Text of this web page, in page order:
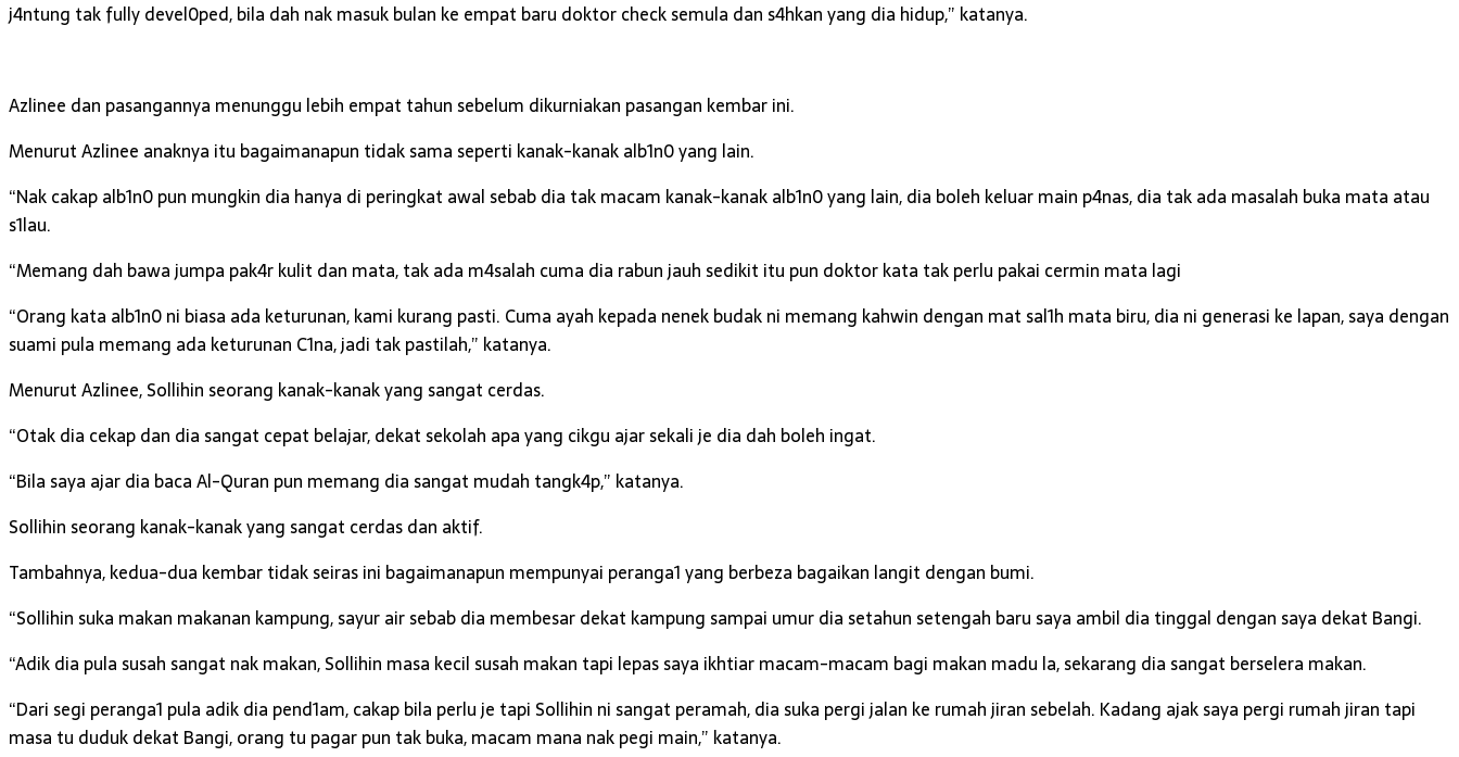
j4ntung tak fully devel0ped, bila dah nak masuk bulan ke empat baru doktor check semula dan s4hkan yang dia hidup,” katanya.
Azlinee dan pasangannya menunggu lebih empat tahun sebelum dikurniakan pasangan kembar ini.
Menurut Azlinee anaknya itu bagaimanapun tidak sama seperti kanak-kanak alb1n0 yang lain.
“Nak cakap alb1n0 pun mungkin dia hanya di peringkat awal sebab dia tak macam kanak-kanak alb1n0 yang lain, dia boleh keluar main p4nas, dia tak ada masalah buka mata atau
s1lau.
“Memang dah bawa jumpa pak4r kulit dan mata, tak ada m4salah cuma dia rabun jauh sedikit itu pun doktor kata tak perlu pakai cermin mata lagi
“Orang kata alb1n0 ni biasa ada keturunan, kami kurang pasti. Cuma ayah kepada nenek budak ni memang kahwin dengan mat sal1h mata biru, dia ni generasi ke lapan, saya dengan
suami pula memang ada keturunan C1na, jadi tak pastilah,” katanya.
Menurut Azlinee, Sollihin seorang kanak-kanak yang sangat cerdas.
“Otak dia cekap dan dia sangat cepat belajar, dekat sekolah apa yang cikgu ajar sekali je dia dah boleh ingat.
“Bila saya ajar dia baca Al-Quran pun memang dia sangat mudah tangk4p,” katanya.
Sollihin seorang kanak-kanak yang sangat cerdas dan aktif.
Tambahnya, kedua-dua kembar tidak seiras ini bagaimanapun mempunyai peranga1 yang berbeza bagaikan langit dengan bumi.
“Sollihin suka makan makanan kampung, sayur air sebab dia membesar dekat kampung sampai umur dia setahun setengah baru saya ambil dia tinggal dengan saya dekat Bangi.
“Adik dia pula susah sangat nak makan, Sollihin masa kecil susah makan tapi lepas saya ikhtiar macam-macam bagi makan madu la, sekarang dia sangat berselera makan.
“Dari segi peranga1 pula adik dia pend1am, cakap bila perlu je tapi Sollihin ni sangat peramah, dia suka pergi jalan ke rumah jiran sebelah. Kadang ajak saya pergi rumah jiran tapi
masa tu duduk dekat Bangi, orang tu pagar pun tak buka, macam mana nak pegi main,” katanya.